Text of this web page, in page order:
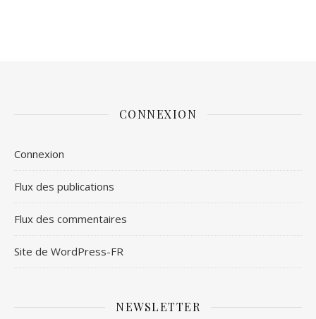
CONNEXION
Connexion
Flux des publications
Flux des commentaires
Site de WordPress-FR
NEWSLETTER